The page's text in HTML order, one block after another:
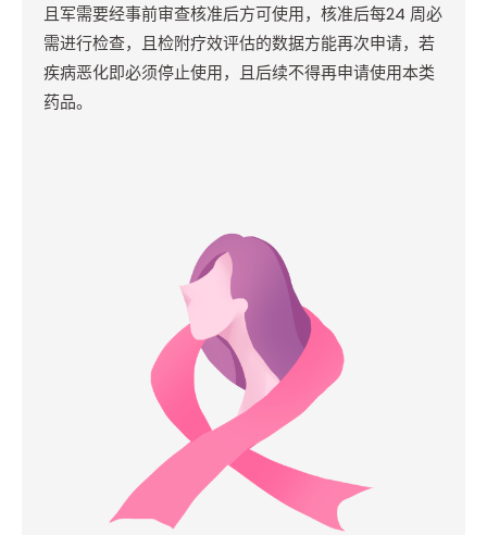
且军需要经事前审查核准后方可使用，核准后每24 周必
需进行检查，且检附疗效评估的数据方能再次申请，若
疾病恶化即必须停止使用，且后续不得再申请使用本类
药品。